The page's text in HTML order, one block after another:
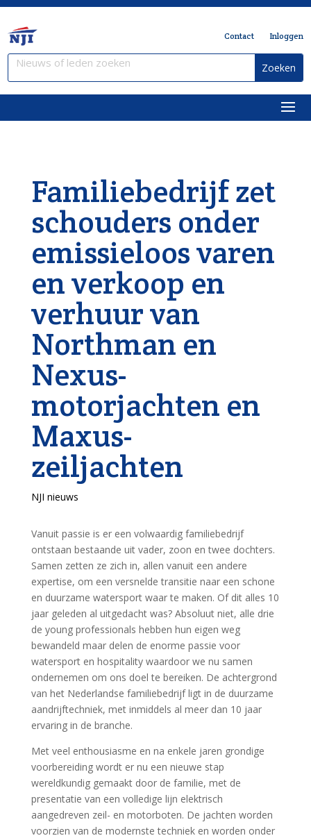
Contact Inloggen
Familiebedrijf zet
schouders onder
emissieloos varen
en verkoop en
verhuur van
Northman en
Nexus-
motorjachten en
Maxus-
zeiljachten
NJI nieuws
Vanuit passie is er een volwaardig familiebedrijf
ontstaan bestaande uit vader, zoon en twee dochters.
Samen zetten ze zich in, allen vanuit een andere
expertise, om een versnelde transitie naar een schone
en duurzame watersport waar te maken. Of dit alles 10
jaar geleden al uitgedacht was? Absoluut niet, alle drie
de young professionals hebben hun eigen weg
bewandeld maar delen de enorme passie voor
watersport en hospitality waardoor we nu samen
ondernemen om ons doel te bereiken. De achtergrond
van het Nederlandse familiebedrijf ligt in de duurzame
aandrijftechniek, met inmiddels al meer dan 10 jaar
ervaring in de branche.
Met veel enthousiasme en na enkele jaren grondige
voorbereiding wordt er nu een nieuwe stap
wereldkundig gemaakt door de familie, met de
presentatie van een volledige lijn elektrisch
aangedreven zeil- en motorboten. De jachten worden
voorzien van de modernste techniek en worden onder